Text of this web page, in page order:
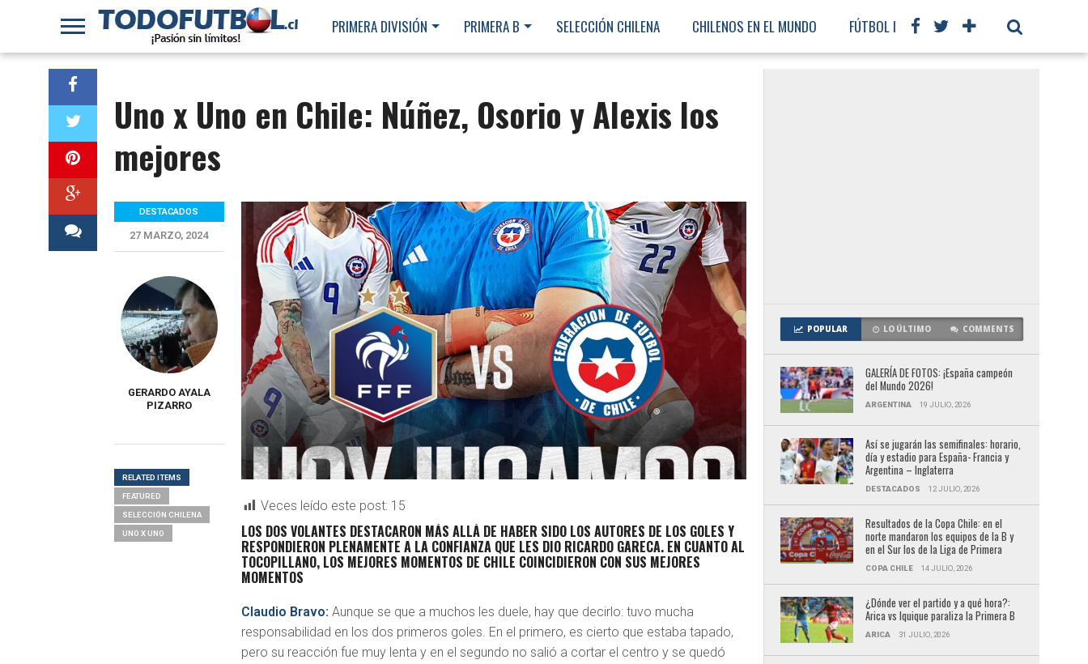
PRIMERA DIVISIÓN PRIMERA B SELECCIÓN CHILENA CHILENOS EN EL MUNDO FÚTBOL INTERNACIONAL
Uno x Uno en Chile: Núñez, Osorio y Alexis los
mejores
Veces leído este post: 15
LOS DOS VOLANTES DESTACARON MÁS ALLÁ DE HABER SIDO LOS AUTORES DE LOS GOLES Y
RESPONDIERON PLENAMENTE A LA CONFIANZA QUE LES DIO RICARDO GARECA. EN CUANTO AL
TOCOPILLANO, LOS MEJORES MOMENTOS DE CHILE COINCIDIERON CON SUS MEJORES
MOMENTOS
Claudio Bravo:Aunque se que a muchos les duele, hay que decirlo: tuvo mucha
responsabilidad en los dos primeros goles. En el primero, es cierto que estaba tapado,
pero su reacción fue muy lenta y en el segundo no salió a cortar el centro y se quedó
DESTACADOS
27 MARZO, 2024
GERARDO AYALA
PIZARRO
RELATED ITEMS
FEATURED
SELECCIÓN CHILENA
UNO X UNO
POPULAR LO ÚLTIMO COMMENTS
GALERÍA DE FOTOS: ¡España campeón
del Mundo 2026!
ARGENTINA 19 JULIO, 2026
Así se jugarán las semifinales: horario,
día y estadio para España- Francia y
Argentina – Inglaterra
DESTACADOS 12 JULIO, 2026
Resultados de la Copa Chile: en el
norte mandaron los equipos de la B y
en el Sur los de la Liga de Primera
COPA CHILE 14 JULIO, 2026
¿Dónde ver el partido y a qué hora?:
Arica vs Iquique paraliza la Primera B
ARICA 31 JULIO, 2026